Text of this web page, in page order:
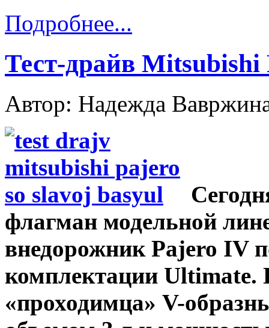
Подробнее...
Тест-драйв
Автор: Надежда
флагман модельной
внедорожник Pajero IV
комплектации Ultimate.
«проходимца» V-